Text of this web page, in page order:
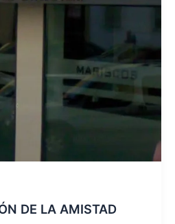
DE LA AMISTAD